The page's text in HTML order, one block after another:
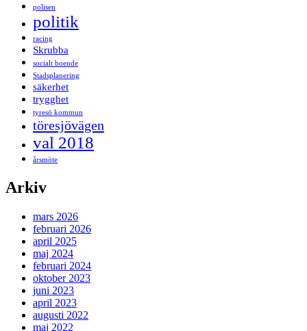
polisen
politik
racing
Skrubba
socialt boende
Stadsplanering
säkerhet
trygghet
tyresö kommun
töresjövägen
val 2018
årsmöte
Arkiv
mars 2026
februari 2026
april 2025
maj 2024
februari 2024
oktober 2023
juni 2023
april 2023
augusti 2022
maj 2022